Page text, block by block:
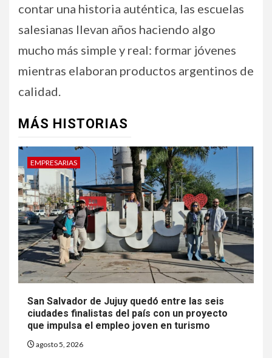
contar una historia auténtica, las escuelas
salesianas llevan años haciendo algo
mucho más simple y real: formar jóvenes
mientras elaboran productos argentinos de
calidad.
MÁS HISTORIAS
EMPRESARIAS
San Salvador de Jujuy quedó entre las seis
ciudades finalistas del país con un proyecto
que impulsa el empleo joven en turismo
agosto 5, 2026